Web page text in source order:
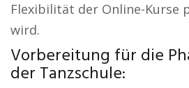
Flexibilität der Online-Kurse
wird.
Vorbereitung für die
der Tanzschule: